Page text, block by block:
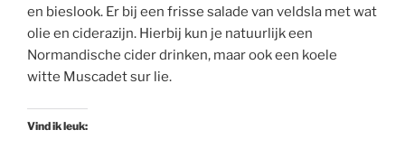
en bieslook. Er bij een frisse salade van veldsla met wat
olie en ciderazijn. Hierbij kun je natuurlijk een
Normandische cider drinken, maar ook een koele
witte Muscadet sur lie.
Vind ik leuk: